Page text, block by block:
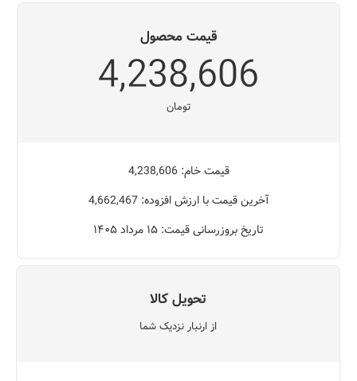
قیمت محصول
4,238,606
تومان
قیمت خام: 4,238,606
آخرین قیمت با ارزش افزوده: 4,662,467
تاریخ بروزرسانی قیمت: ۱۵ مرداد ۱۴۰۵
تحویل کالا
از ارنبار نزدیک شما